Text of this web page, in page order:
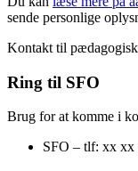
sende personlige
Kontakt til
Ring til SFO
Brug for at komme i
SFO – tlf: xx